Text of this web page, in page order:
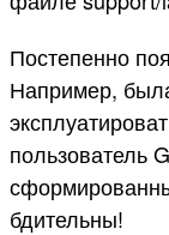
Постепенно
Например,
пользователь
бдительны!